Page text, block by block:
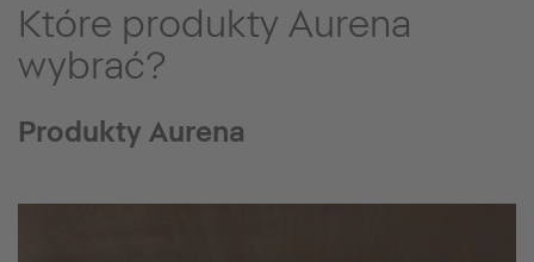
Które produkty Aurena
wybrać?
Produkty Aurena